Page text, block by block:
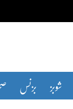
شوبز بزنس